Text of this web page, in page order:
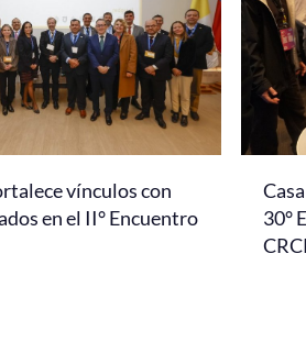
vínculos con
en el II° Encuentro
30°